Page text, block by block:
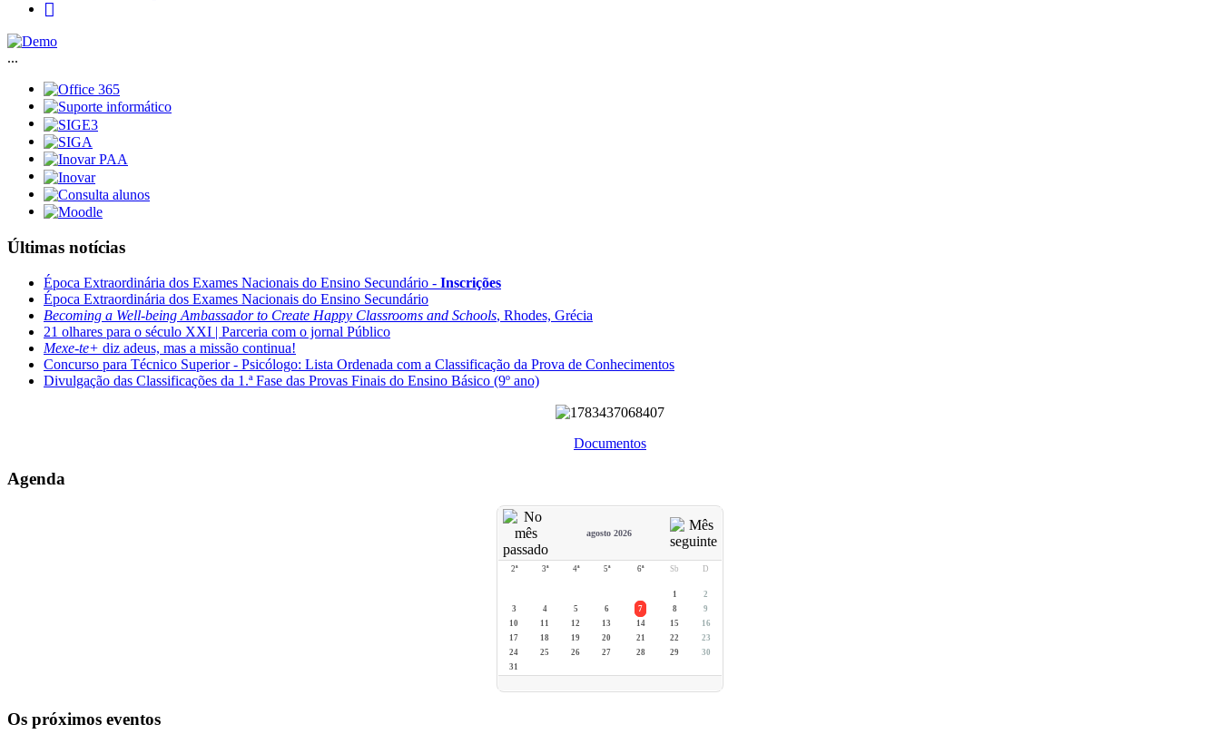
...
Últimas notícias
Época Extraordinária dos Exames Nacionais do Ensino Secundário - Inscrições
Época Extraordinária dos Exames Nacionais do Ensino Secundário
Becoming a Well-being Ambassador to Create Happy Classrooms and Schools, Rhodes, Grécia
21 olhares para o século XXI | Parceria com o jornal Público
Mexe-te+ diz adeus, mas a missão continua!
Concurso para Técnico Superior - Psicólogo: Lista Ordenada com a Classificação da Prova de Conhecimentos
Divulgação das Classificações da 1.ª Fase das Provas Finais do Ensino Básico (9º ano)
Documentos
Agenda
agosto 2026
2ª 3ª 4ª 5ª 6ª Sb D
1
2
3
4 5 6 7 8
9
10
11 12 13 14 15
16
17
18 19 20 21 22
23
24
25 26 27 28 29
30
31
Os próximos eventos